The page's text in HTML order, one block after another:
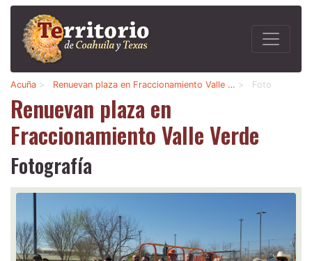
Acuña > Renuevan plaza en Fraccionamiento Valle … > Foto
Renuevan plaza en
Fraccionamiento Valle Verde
Fotografía